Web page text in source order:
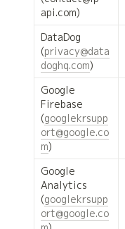
api.com)
DataDog
(privacy@data
doghq.com)
Google
Firebase
(googlekrsupp
ort@google.co
m)
Google
Analytics
(googlekrsupp
ort@google.co